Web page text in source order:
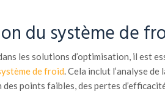
du système de
les solutions d’optimisation, il est
de froid. Cela inclut l’analyse
points faibles, des pertes